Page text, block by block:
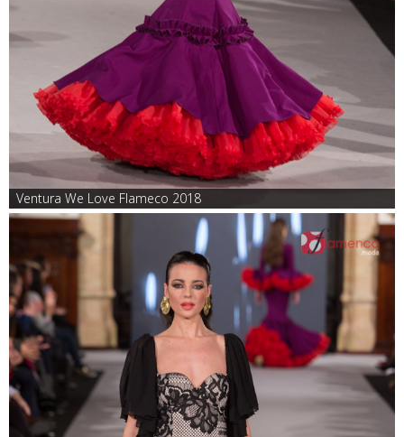
Ventura We Love Flameco 2018